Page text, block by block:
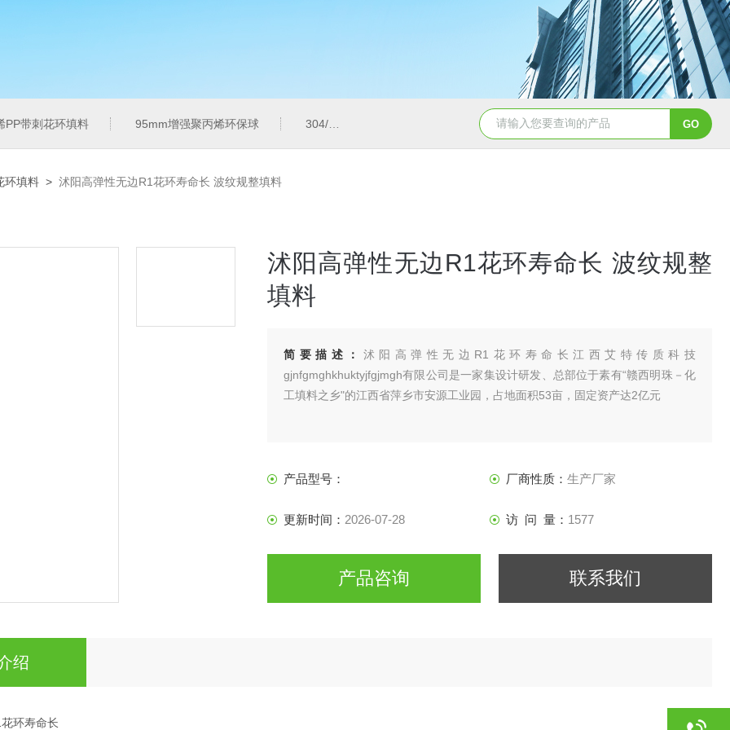
PP带刺花环填料 95mm增强聚丙烯环保球 304/316L金属共轭环 PTFEφ25*25mm四氟鲍尔环 陶瓷散堆填料
环填料 > 沭阳高弹性无边R1花环寿命长 波纹规整填料
沭阳高弹性无边R1花环寿命长 波纹规整
填料
简要描述： 沭阳高弹性无边R1花环寿命长江西艾特传质科技
gjnfgmghkhuktyjfgjmgh有限公司是一家集设计研发、总部位于素有“赣西明珠－化
工填料之乡"的江西省萍乡市安源工业园，占地面积53亩，固定资产达2亿元
产品型号： 厂商性质： 生产厂家
更新时间： 2026-07-28 访 问 量： 1577
产品咨询 联系我们
绍
环寿命长